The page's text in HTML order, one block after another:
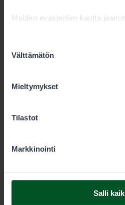
Muiden evästeiden kautta
tietoihin, joita olet antanut heille
olet käyttänyt heidän
valinta
Välttämätön
Mieltymykset
Tilastot
Markkinointi
Salli
3.7 MB